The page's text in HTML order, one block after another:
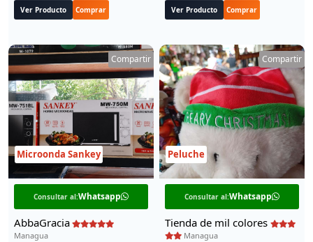
Ver Producto Comprar Ver Producto Comprar
Compartir
Consultar al:Whatsapp
Microonda Sankey
AbbaGracia
Managua
Compartir
Consultar al:Whatsapp
Peluche
Tienda de mil colores
Managua